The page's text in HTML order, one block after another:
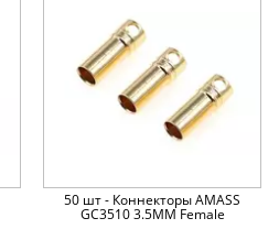
50 шт - Коннекторы AMASS
GC3510 3.5MM Female